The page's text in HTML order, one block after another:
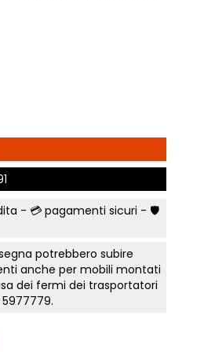
Smart Working cameretta
Letto a soppalco
Letti contenitore camerette
Collezione Kaleido
Mostra tutti
- 💳 pagamenti sicuri - 🛡️
potrebbero subire
anche per mobili montati
dei fermi dei trasportatori
.